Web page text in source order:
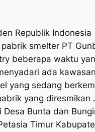
Republik Indonesia
smelter PT
beberapa waktu
ada
yang sedang
yang diresmikan
Desa Bunta dan
Timur